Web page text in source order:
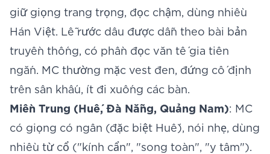
giữ giọng trang trọng, đọc chậm, dùng nhiều
Hán Việt. Lễ rước dâu được dẫn theo bài bản
truyền thống, có phần đọc văn tế gia tiên
ngắn. MC thường mặc vest đen, đứng cố định
trên sân khấu, ít đi xuống các bàn.
Miền Trung (Huế, Đà Nẵng, Quảng Nam): MC
có giọng có ngân (đặc biệt Huế), nói nhẹ, dùng
nhiều từ cổ ("kính cẩn", "song toàn", "y tâm").